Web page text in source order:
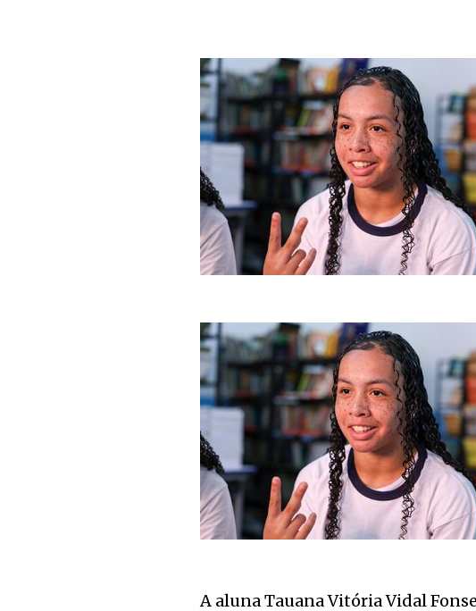
A aluna Tauana Vitória Vidal